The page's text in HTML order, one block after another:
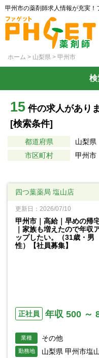
甲州市の薬剤師求人情報が充実！
ホーム 山梨県 甲州市
検
15 件の求人があり
[検索条件]
都道府県
山梨県
市区町村
甲州市
四つ葉薬局 塩山店
更新日：2026/07/10
甲州市｜高給｜早めの帰
｜家族も増えたので年収
ップしたい。（31歳・男
性）【社員募集】
正社員 年収 500 ～
業種 その他
勤務地 山梨県 甲州市塩